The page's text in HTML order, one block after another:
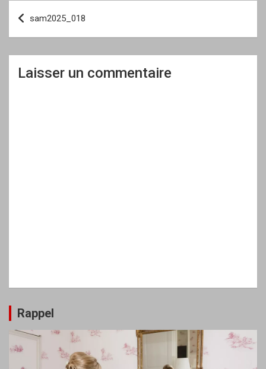
Navigation
de
sam2025_018
Laisser un commentaire
Rappel